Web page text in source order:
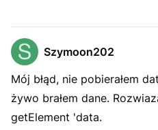
Szymoon202
Mój błąd, nie pobierałem
żywo brałem dane.
getElement 'data.